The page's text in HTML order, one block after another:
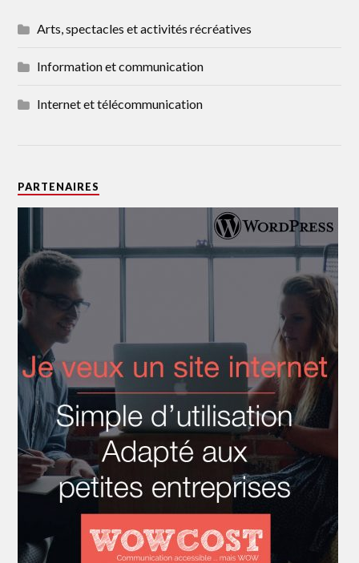
Arts, spectacles et activités récréatives
Information et communication
Internet et télécommunication
PARTENAIRES